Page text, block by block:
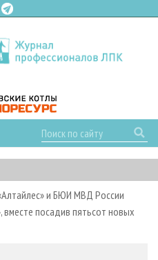
и БЮИ МВД России
посадив пятьсот новых